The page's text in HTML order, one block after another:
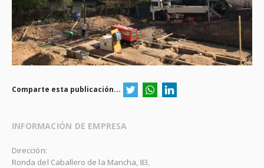
Comparte esta publicación...
INFORMACIÓN DE EMPRESA
Dirección:
Ronda del Caballero de la Mancha, 83,